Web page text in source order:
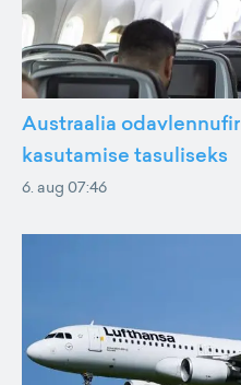
Austraalia
kasutamise tasuliseks
6. aug 07:46